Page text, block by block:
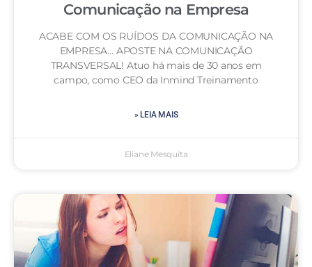
Comunicação na Empresa
ACABE COM OS RUÍDOS DA COMUNICAÇÃO NA
EMPRESA… APOSTE NA COMUNICAÇÃO
TRANSVERSAL! Atuo há mais de 30 anos em
campo, como CEO da Inmind Treinamento
» LEIA MAIS
Eliane Mesquita